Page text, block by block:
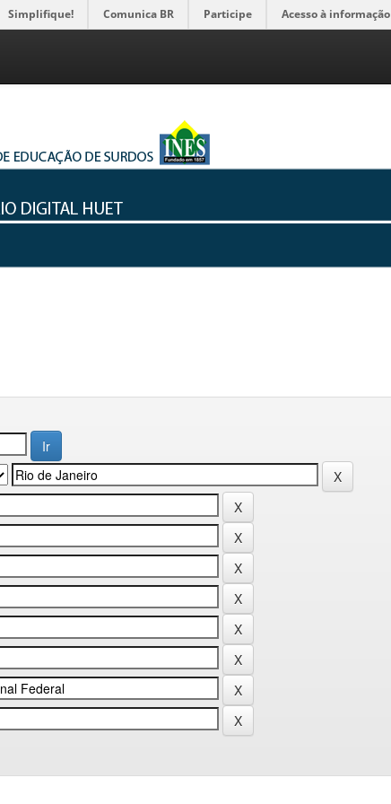
Simplifique! Comunica BR Participe Acesso à informação